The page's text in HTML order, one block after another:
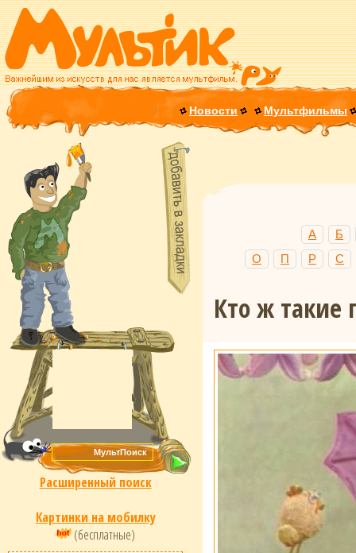
Новости Мультфильмы
Расширенный поиск
Картинки на мобилку
(бесплатные)
А
Б
О
П Р С
Кто ж